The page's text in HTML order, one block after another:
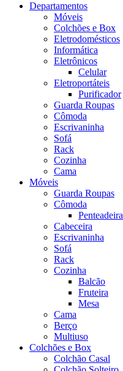
Departamentos
Móveis
Colchões e Box
Eletrodomésticos
Informática
Eletrônicos
Celular
Eletroportáteis
Purificador
Guarda Roupas
Cômoda
Escrivaninha
Sofá
Rack
Cozinha
Cama
Móveis
Guarda Roupas
Cômoda
Penteadeira
Cabeceira
Escrivaninha
Sofá
Rack
Cozinha
Balcão
Fruteira
Mesa
Cama
Berço
Multiuso
Colchões e Box
Colchão Casal